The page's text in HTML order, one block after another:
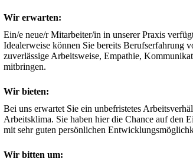
Wir erwarten:
Ein/e neue/r Mitarbeiter/in in unserer Praxis
Idealerweise können Sie bereits Berufserfahrung
zuverlässige Arbeitsweise, Empathie,
mitbringen.
Wir bieten:
Bei uns erwartet Sie ein unbefristetes
Arbeitsklima. Sie haben hier die Chance auf den
mit sehr guten persönlichen
Wir bitten um: